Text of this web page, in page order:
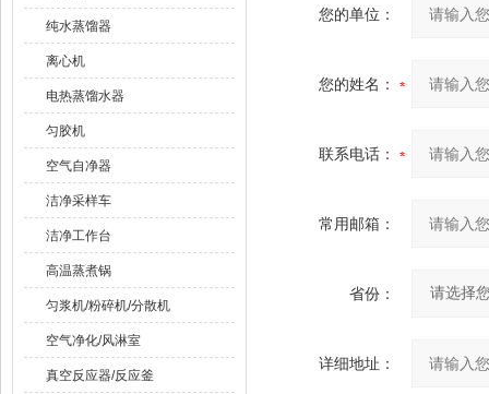
纯水蒸馏器
离心机
电热蒸馏水器
匀胶机
空气自净器
洁净采样车
洁净工作台
高温蒸煮锅
匀浆机/粉碎机/分散机
空气净化/风淋室
真空反应器/反应釜
您的单位：
您的姓名：
联系电话：
常用邮箱：
省份：
详细地址：